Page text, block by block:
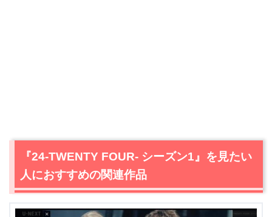
『24-TWENTY FOUR- シーズン1』を見たい
人におすすめの関連作品